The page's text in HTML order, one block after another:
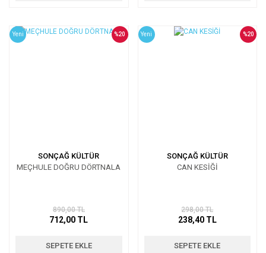
Yeni
SONÇAĞ KÜLTÜR
MEÇHULE DOĞRU DÖRTNALA
%20
890,00 TL
712,00 TL
SEPETE EKLE
Yeni
SONÇAĞ KÜLTÜR
CAN KESİĞİ
%20
298,00 TL
238,40 TL
SEPETE EKLE